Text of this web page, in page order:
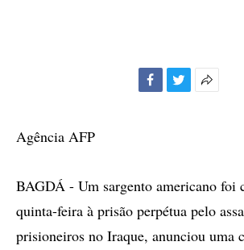
Agência AFP
BAGDÁ - Um sargento americano foi
quinta-feira à prisão perpétua pelo
prisioneiros no Iraque, anunciou uma